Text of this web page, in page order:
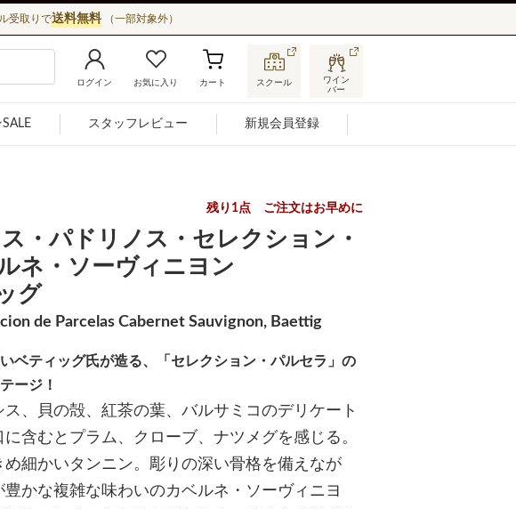
取りで送料無料 （一部対象外）
ログイン お気に入り カート スクール
ワイン
バー
スタッフレビュー 新規会員登録
残り1点 ご注文はお早めに
パドリノス・セレクション・
ネ・ソーヴィニヨン
グ
de Parcelas Cabernet Sauvignon, Baettig
ベティッグ氏が造る、「セレクション・パルセラ」の
ージ！
、貝の殻、紅茶の葉、バルサミコのデリケート
含むとプラム、クローブ、ナツメグを感じる。
細かいタンニン。彫りの深い骨格を備えなが
かな複雑な味わいのカベルネ・ソーヴィニヨ